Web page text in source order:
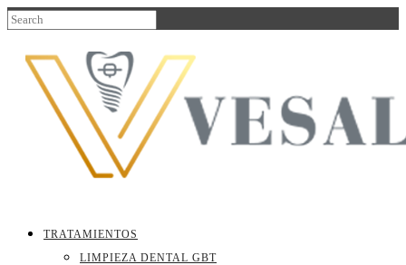
TRATAMIENTOS
LIMPIEZA DENTAL GBT